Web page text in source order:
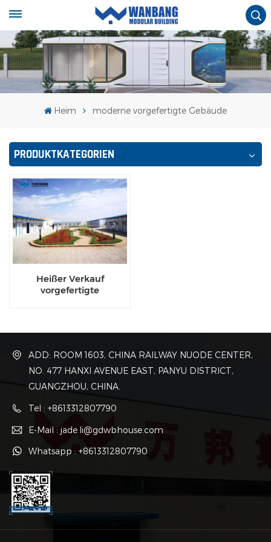
Heim moderne vorgefertigte Gebäude
PRODUKTKATEGORIEN
Heißer Verkauf
vorgefertigte
ADD: ROOM 1603, CHINA RAILWAY NUODE CENTER,
NO. 477 HANXI AVENUE EAST, PANYU DISTRICT,
GUANGZHOU, CHINA.
Tel : +8613312807790
E-Mail : jade.li@gdwbhouse.com
Whatsapp : +8613312807790